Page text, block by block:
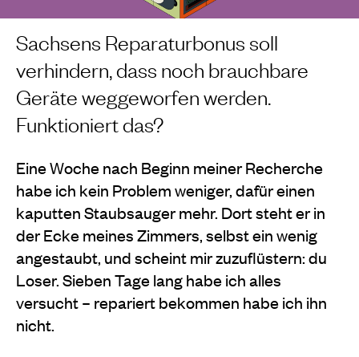
Sachsens Reparaturbonus soll
verhindern, dass noch brauchbare
Geräte weggeworfen werden.
Funktioniert das?
Eine Woche nach Beginn meiner Recherche
habe ich kein Problem weniger, dafür einen
kaputten Staubsauger mehr. Dort steht er in
der Ecke meines Zimmers, selbst ein wenig
angestaubt, und scheint mir zuzuflüstern: du
Loser. Sieben Tage lang habe ich alles
versucht – repariert bekommen habe ich ihn
nicht.